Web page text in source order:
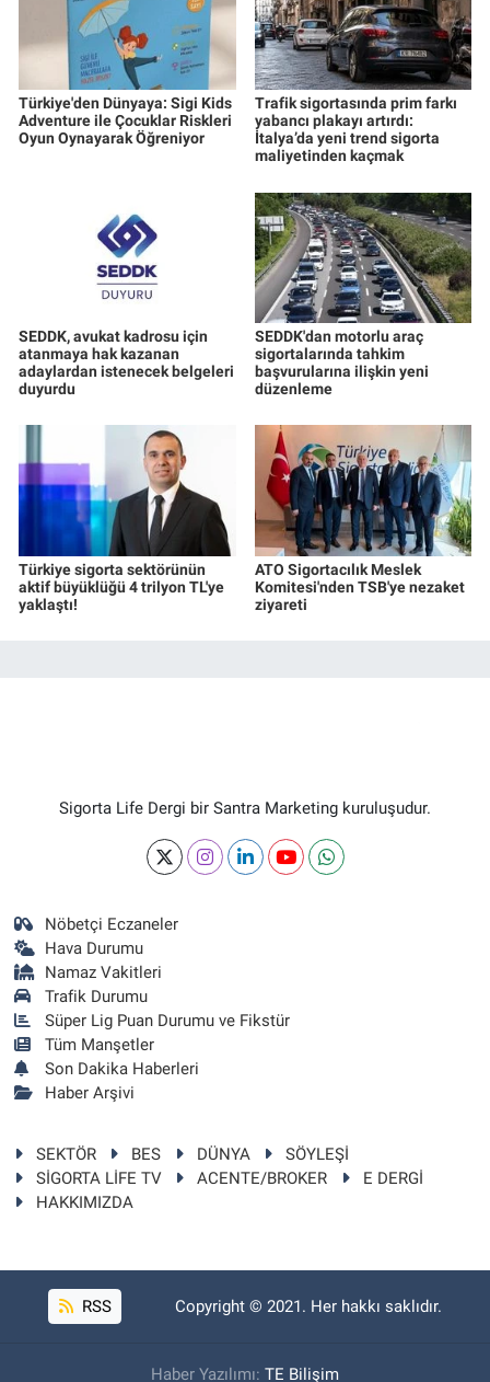
Türkiye'den Dünyaya: Sigi Kids
Adventure ile Çocuklar Riskleri
Oyun Oynayarak Öğreniyor
Trafik sigortasında prim farkı
yabancı plakayı artırdı:
İtalya’da yeni trend sigorta
maliyetinden kaçmak
SEDDK, avukat kadrosu için
atanmaya hak kazanan
adaylardan istenecek belgeleri
duyurdu
SEDDK'dan motorlu araç
sigortalarında tahkim
başvurularına ilişkin yeni
düzenleme
Türkiye sigorta sektörünün
aktif büyüklüğü 4 trilyon TL'ye
yaklaştı!
ATO Sigortacılık Meslek
Komitesi'nden TSB'ye nezaket
ziyareti
Sigorta Life Dergi bir Santra Marketing kuruluşudur.
Nöbetçi Eczaneler
Hava Durumu
Namaz Vakitleri
Trafik Durumu
Süper Lig Puan Durumu ve Fikstür
Tüm Manşetler
Son Dakika Haberleri
Haber Arşivi
SEKTÖR BES DÜNYA
SÖYLEŞİ
SİGORTA LİFE TV
ACENTE/BROKER
E DERGİ
HAKKIMIZDA
RSS Copyright © 2021. Her hakkı saklıdır.
Haber Yazılımı: TE Bilişim